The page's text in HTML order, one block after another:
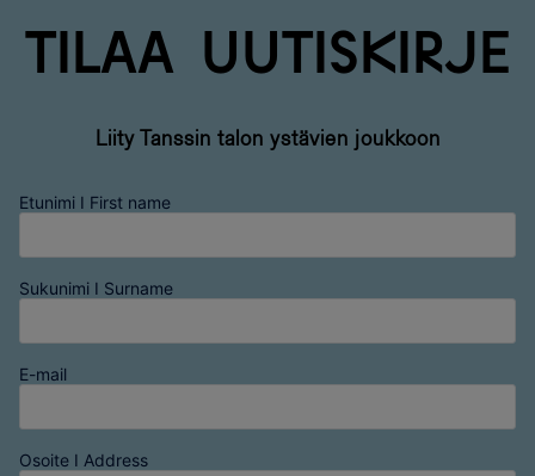
Tilaa uutiskirje
Liity Tanssin talon ystävien joukkoon
Etunimi I First name
Sukunimi I Surname
E-mail
Osoite I Address